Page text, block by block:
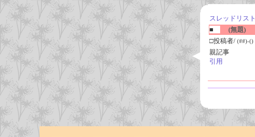
スレッドリスト
■
(無題)
□投稿者/ (##)-()
親記事
引用